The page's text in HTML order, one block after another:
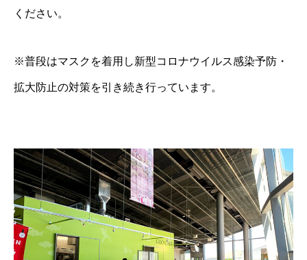
ください。
※普段はマスクを着用し新型コロナウイルス感染予防・
拡大防止の対策を引き続き行っています。